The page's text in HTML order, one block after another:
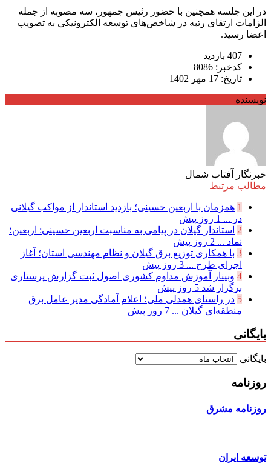
در این جلسه همچنین با حضور رئیس جمهور، سه مصوبه از جمله
الزامات ارتقای رتبه در شاخص‌های توسعه الکترونیکی به تصویب
اعضا رسید.
407 بازدید
کدخبر: 8086
تاریخ: 17 مهر 1402
نویسنده
خبرنگار آفتاب شمال
مطالب مرتبط
1 همزمان با اربعین حسینی؛ بازدید استاندار از مواکب گیلانی
در ... 1 روز پیش
2 استاندار گیلان در پیامی به مناسبت اربعین حسینی: اربعین؛
نماد ... 2 روز پیش
3 با همکاری توزیع برق گیلان و نظام مهندسی استان؛ آغاز
اجرای طرح ... 3 روز پیش
4 وبینار آموزش مداوم کشوری اصول ثبت گزارش پرستاری
برگزار شد 5 روز پیش
5 در راستای همدلی ملی؛ اعلام آمادگی مدیر عامل برق
منطقه‌ای گیلان ... 7 روز پیش
بایگانی
بایگانی
روزنامه
روزنامه مشرق
توسعه ایران